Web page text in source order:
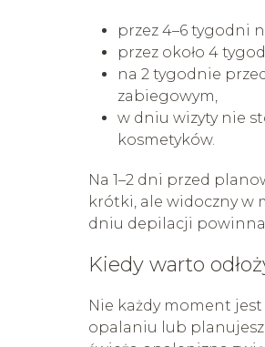
przez 4–6 tygodni
przez około 4
na 2 tygodnie
zabiegowym,
w dniu wizyty nie
kosmetyków.
Na 1–2 dni przed
krótki, ale widoczny w
dniu depilacji powinna
Kiedy warto
Nie każdy moment
opalaniu lub planujesz